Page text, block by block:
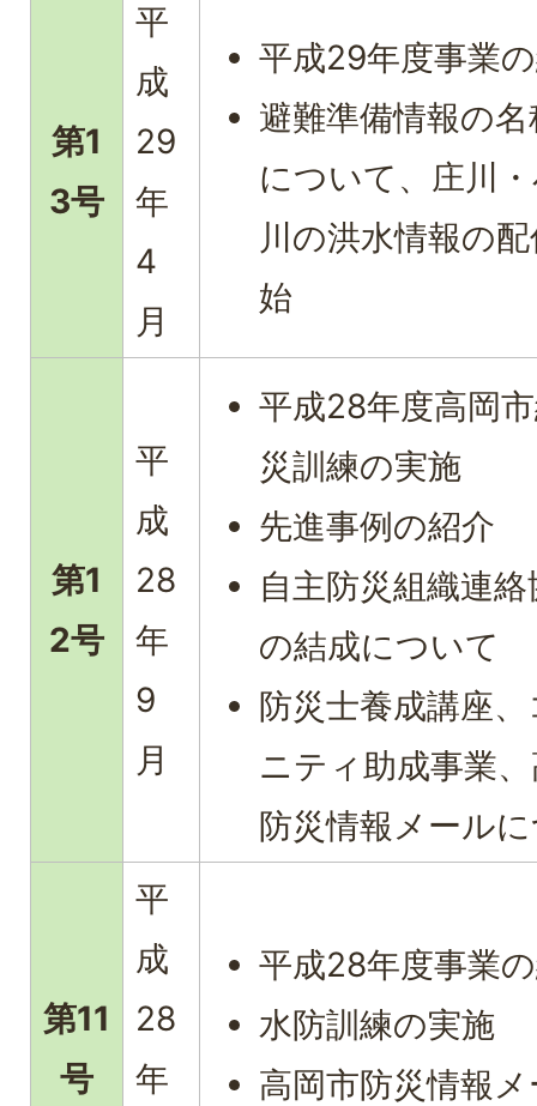
第1
3号
平
成
29
年
4
月
平成29年度事業
避難準備情報の
について、庄川
川の洪水情報の
始
第1
2号
平
成
28
年
9
月
平成28年度高岡
災訓練の実施
先進事例の紹介
自主防災組織連
の結成について
防災士養成講座
ニティ助成事業
防災情報メール
第11
号
平
成
28
年
平成28年度事業
水防訓練の実施
高岡市防災情報